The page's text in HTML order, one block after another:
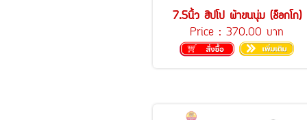
7.5นิ้ว ฮิปโป ผ้าขนนุ่ม (ช็อกโก)
Price : 370.00 บาท